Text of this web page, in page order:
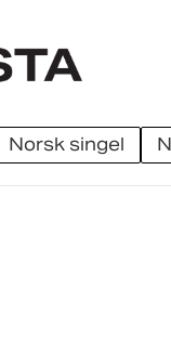
norsk singel